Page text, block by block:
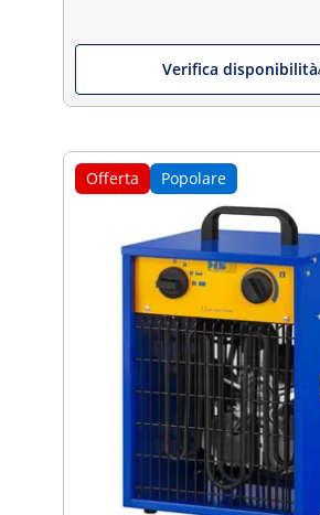
Verifica disponibilità
Offerta Popolare